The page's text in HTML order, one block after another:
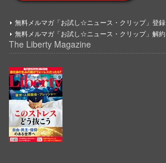
無料メルマガ「お試し☆ニュース・クリップ」登録
無料メルマガ「お試し☆ニュース・クリップ」解約
The Liberty Magazine